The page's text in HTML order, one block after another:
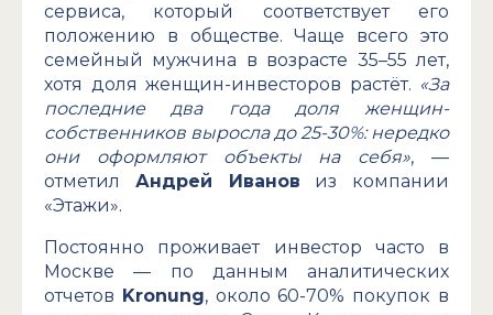
сервиса, который соответствует его
положению в обществе. Чаще всего это
семейный мужчина в возрасте 35–55 лет,
хотя доля женщин-инвесторов растёт. «За
последние два года доля женщин-
собственников выросла до 25-30%: нередко
они оформляют объекты на себя», —
отметил Андрей Иванов из компании
«Этажи».
Постоянно проживает инвестор часто в
Москве — по данным аналитических
отчетов Kronung, около 60-70% покупок в